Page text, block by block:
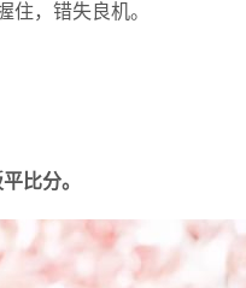
住，错失良机。
比分。